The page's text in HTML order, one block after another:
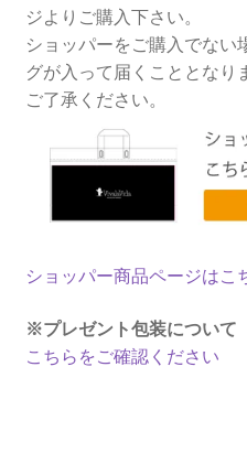
ジよりご購入下さい。
ショッパーをご購入でない
グが入って届くこととなり
ご了承ください。
ショッパー商品ページはこ
※プレゼント包装について
こちらをご確認ください